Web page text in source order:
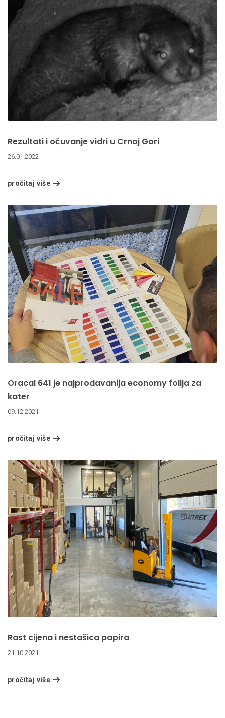
Rezultati i očuvanje vidri u Crnoj Gori
26.01.2022
pročitaj više
Oracal 641 je najprodavanija economy folija za
kater
09.12.2021
pročitaj više
Rast cijena i nestašica papira
21.10.2021
pročitaj više